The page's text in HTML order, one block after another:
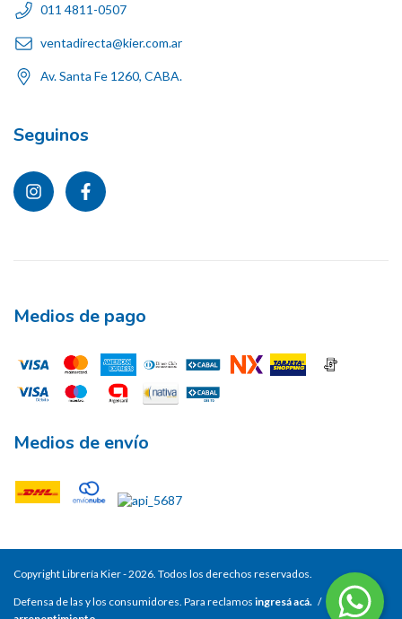
011 4811-0507
ventadirecta@kier.com.ar
Av. Santa Fe 1260, CABA.
Seguinos
Medios de pago
Medios de envío
Copyright Librería Kier - 2026. Todos los derechos reservados.
Defensa de las y los consumidores. Para reclamos ingresá acá. /
Botón de